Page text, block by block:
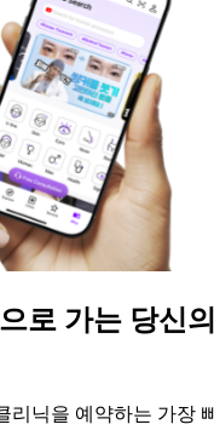
로 가는 당신
리닉을 예약하는 가장